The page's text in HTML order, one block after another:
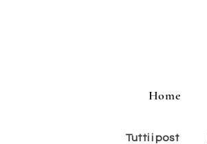
Home
Tutti i post